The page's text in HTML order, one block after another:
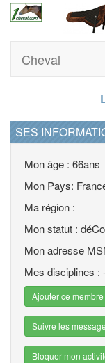
Cheval
SES
Mon âge : 66ans
Mon Pays:
Ma région :
Mon statut :
Mon adresse
Mes disciplines :
Ajouter ce
Suivre les
Bloquer mon